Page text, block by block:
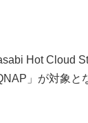
Hot Cloud
」が対象と